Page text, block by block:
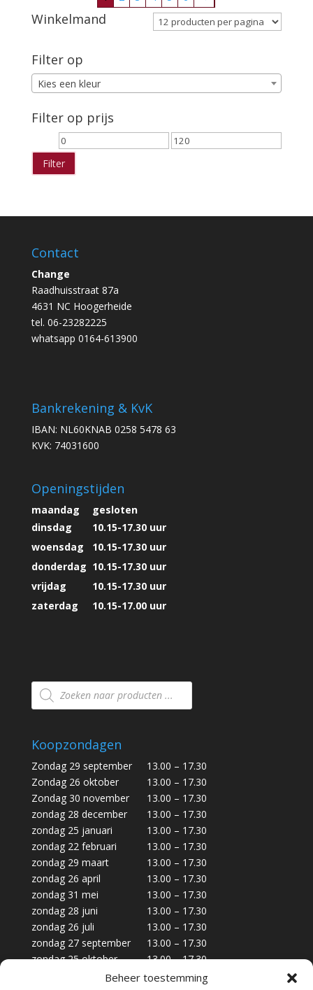
Beheer toestemming
Winkelmand
Filter op
Kies een kleur
Filter op prijs
Min.
prijs
Max.
Filter
Contact
Change
Raadhuisstraat 87a
4631 NC Hoogerheide
tel. 06-23282225
whatsapp 0164-613900
Bankrekening & KvK
IBAN: NL60KNAB 0258 5478 63
KVK: 74031600
Openingstijden
maandag
gesloten
dinsdag
10.15-17.30 uur
woensdag
10.15-17.30 uur
donderdag 10.15-17.30 uur
vrijdag
10.15-17.30 uur
zaterdag
10.15-17.00 uur
Producten
zoeken
Koopzondagen
Zondag 29 september
13.00 – 17.30
Zondag 26 oktober
13.00 – 17.30
Zondag 30 november
13.00 – 17.30
zondag 28 december
13.00 – 17.30
zondag 25 januari
13.00 – 17.30
zondag 22 februari
13.00 – 17.30
zondag 29 maart
13.00 – 17.30
zondag 26 april
13.00 – 17.30
zondag 31 mei
13.00 – 17.30
zondag 28 juni
13.00 – 17.30
zondag 26 juli
13.00 – 17.30
zondag 27 september
13.00 – 17.30
zondag 25 oktober
13.00 – 17.30
zondag 29 november
13.00 – 17.30